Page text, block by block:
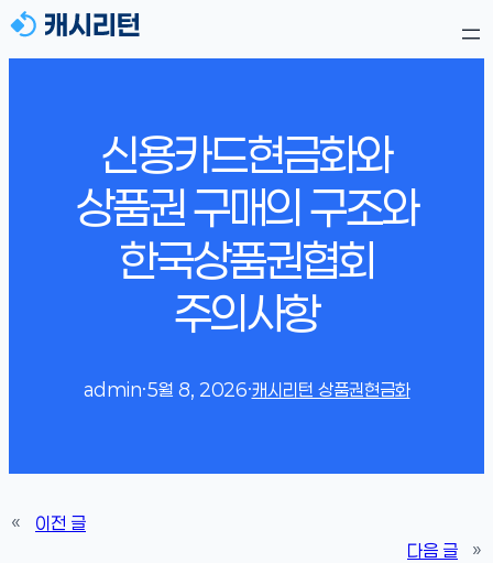
신용카드현금화와
상품권 구매의 구조와
한국상품권협회
주의사항
admin·5월 8, 2026·캐시리턴 상품권현금화
«
이전 글
다음 글
»